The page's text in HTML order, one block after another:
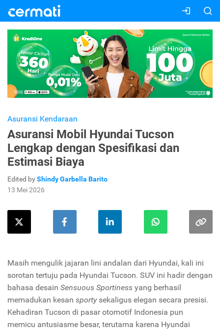
Asuransi Kendaraan
Asuransi Mobil Hyundai Tucson
Lengkap dengan Spesifikasi dan
Estimasi Biaya
Edited byShindy Garbella Barito
13 Mei 2026
Masih mengulik jajaran lini andalan dari Hyundai, kali ini
sorotan tertuju pada Hyundai Tucson. SUV ini hadir dengan
bahasa desain Sensuous Sportiness yang berhasil
memadukan kesan sportysekaligus elegan secara presisi.
Kehadiran Tucson di pasar otomotif Indonesia pun
memicu antusiasme besar, terutama karena Hyundai